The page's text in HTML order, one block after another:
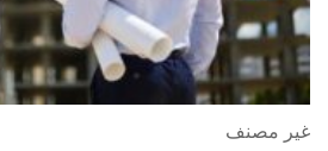
غير مصنف